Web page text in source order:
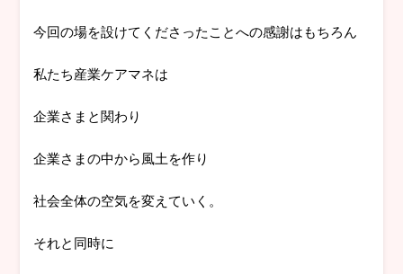
今回の場を設けてくださったことへの感謝はもちろん
私たち産業ケアマネは
企業さまと関わり
企業さまの中から風土を作り
社会全体の空気を変えていく。
それと同時に